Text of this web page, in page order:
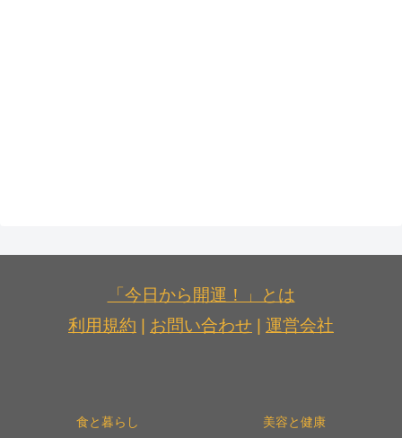
「今日から開運！」とは
利用規約
お問い合わせ 運営会社
食と暮らし 美容と健康